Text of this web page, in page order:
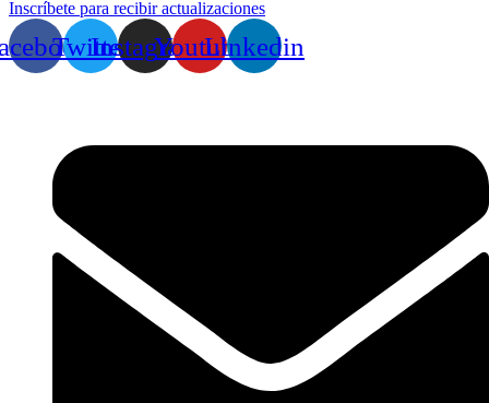
Inscríbete para recibir actualizaciones
TwitterInstagramYoutubeLinkedin